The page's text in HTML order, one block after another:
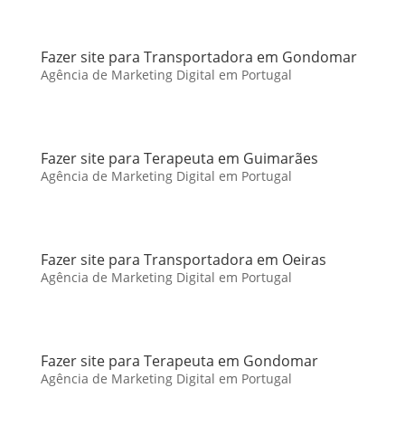
Fazer site para Transportadora em Gondomar
Agência de Marketing Digital em Portugal
Fazer site para Terapeuta em Guimarães
Agência de Marketing Digital em Portugal
Fazer site para Transportadora em Oeiras
Agência de Marketing Digital em Portugal
Fazer site para Terapeuta em Gondomar
Agência de Marketing Digital em Portugal